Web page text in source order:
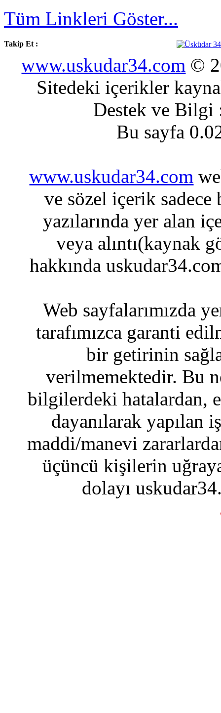
Tüm Linkleri Göster...
Takip Et :
www.uskudar34.com ©
Sitedeki içerikler
Destek ve
Bu sayfa
www.uskudar34.com
ve sözel içerik sadece
yazılarında yer alan
veya alıntı(kaynak
hakkında
Web sayfalarımızda
tarafımızca garanti
bir getirinin
verilmemektedir. Bu
bilgilerdeki hatalardan,
dayanılarak yapılan
maddi/manevi
üçüncü kişilerin
dolayı